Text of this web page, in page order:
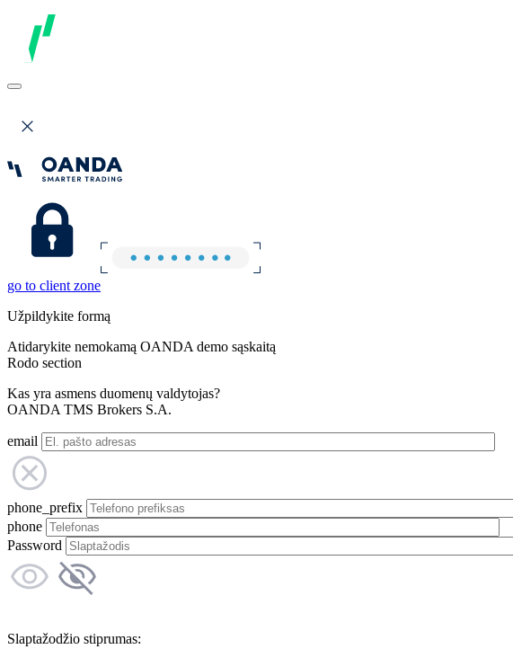
go to client zone
Užpildykite formą
Atidarykite nemokamą OANDA demo sąskaitą
Rodo section
Kas yra asmens duomenų valdytojas?
OANDA TMS Brokers S.A.
email
phone_prefix
phone
Password
Slaptažodžio stiprumas: